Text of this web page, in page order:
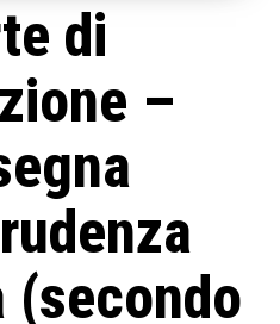
di
–